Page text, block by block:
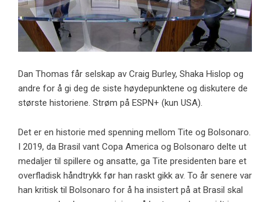
Dan Thomas får selskap av Craig Burley, Shaka Hislop og
andre for å gi deg de siste høydepunktene og diskutere de
største historiene. Strøm på ESPN+ (kun USA).
Det er en historie med spenning mellom Tite og Bolsonaro.
I 2019, da Brasil vant Copa America og Bolsonaro delte ut
medaljer til spillere og ansatte, ga Tite presidenten bare et
overfladisk håndtrykk før han raskt gikk av. To år senere var
han kritisk til Bolsonaro for å ha insistert på at Brasil skal